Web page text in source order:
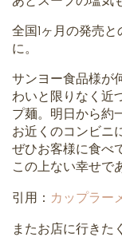
全国1ヶ月の発売
に。
サンヨー食品様が
わいと限りなく近
プ麺。明日から約
お近くのコンビニ
ぜひお客様に食べ
この上ない幸せで
引用： カップラー
またお店に行きた